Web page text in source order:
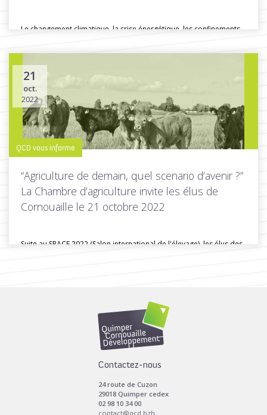
Le changement climatique, la crise énergétique, les confinements…
Toutes les actus de cette rubrique
21
oct.
2022
QCD vous informe
“Agriculture de demain, quel scenario d’avenir ?”
La Chambre d’agriculture invite les élus de
Cornouaille le 21 octobre 2022
Suite au SPACE 2022 (Salon international de l'élevage), les élus des
Toutes les actus de cette rubrique
Contactez-nous
24 route de Cuzon
29018 Quimper cedex
02 98 10 34 00
contact@qcd.bzh